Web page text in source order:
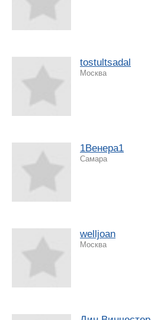
tostultsadal
Москва
1Венера1
Самара
welljoan
Москва